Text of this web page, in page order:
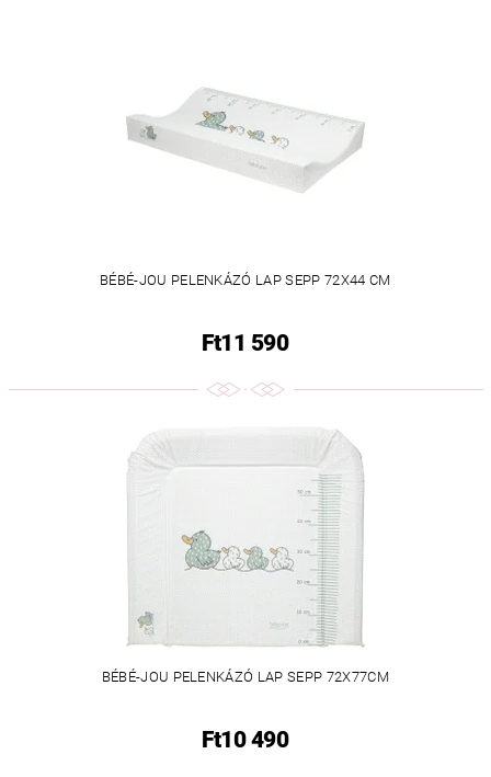
BÉBÉ-JOU PELENKÁZÓ LAP SEPP 72X44 CM
Ft11 590
BÉBÉ-JOU PELENKÁZÓ LAP SEPP 72X77CM
Ft10 490